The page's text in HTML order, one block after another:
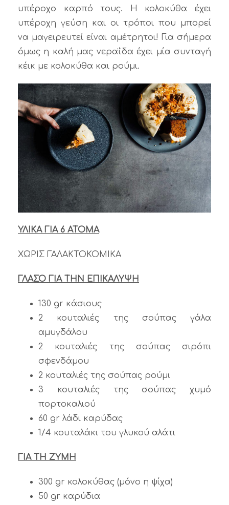
υπέροχο καρπό τους. Η κολοκύθα έχει
υπέροχη γεύση και οι τρόποι που μπορεί
να μαγειρευτεί είναι αμέτρητοι! Για σήμερα
όμως η καλή μας νεραΐδα έχει μία συνταγή
κέικ με κολοκύθα και ρούμι.
ΥΛΙΚΑ ΓΙΑ 6 ΑΤΟΜΑ
ΧΩΡΙΣ ΓΑΛΑΚΤΟΚΟΜΙΚΑ
ΓΛΑΣΟ ΓΙΑ ΤΗΝ ΕΠΙΚΑΛΥΨΗ
130 gr κάσιους
2 κουταλιές της σούπας γάλα
αμυγδάλου
2 κουταλιές της σούπας σιρόπι
σφενδάμου
2 κουταλιές της σούπας ρούμι
3 κουταλιές της σούπας χυμό
πορτοκαλιού
60 gr λάδι καρύδας
1/4 κουταλάκι του γλυκού αλάτι
ΓΙΑ ΤΗ ΖΥΜΗ
300 gr κολοκύθας (μόνο η ψίχα)
50 gr καρύδια